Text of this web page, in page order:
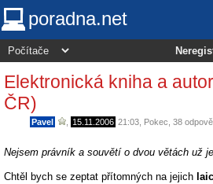
poradna.net
Elektronická kniha a
ČR)
Pavel 15.11.2006 21:03 Pokec , 38
Nejsem právník a souvětí o dvou větách už
Chtěl bych se zeptat přítomných na jejich